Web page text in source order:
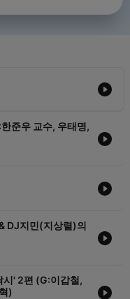
준우 교수, 우태명,
DJ지민(지상렬)의
시' 2편 (G:이갑철,
)